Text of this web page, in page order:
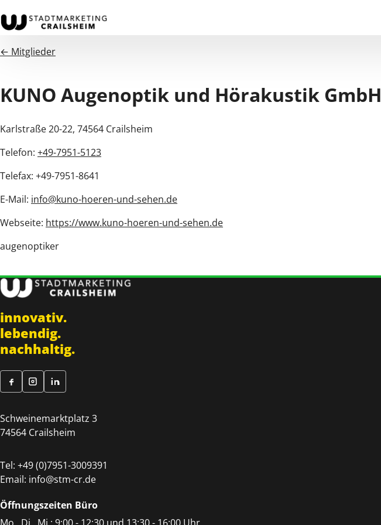
← Mitglieder
KUNO Augenoptik und Hörakustik GmbH
Karlstraße 20-22, 74564 Crailsheim
Telefon: +49-7951-5123
Telefax: +49-7951-8641
E-Mail: info@kuno-hoeren-und-sehen.de
Webseite: https://www.kuno-hoeren-und-sehen.de
augenoptiker
innovativ.
lebendig.
nachhaltig.
Schweinemarktplatz 3
74564 Crailsheim
Tel: +49 (0)7951-3009391
Email: info@stm-cr.de
Öffnungszeiten Büro
Mo., Di., Mi.: 9:00 - 12:30 und 13:30 - 16:00 Uhr